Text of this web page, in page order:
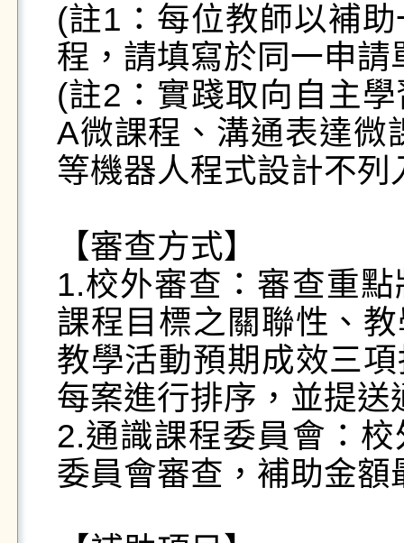
(註1：每位教師以補
程，請填寫於同一申
(註2：實踐取向自主
A微課程、溝通表達微
等機器人程式設計不列
【審查方式】
1.校外審查：審查重
課程目標之關聯性、
教學活動預期成效三
每案進行排序，並提
2.通識課程委員會：
委員會審查，補助金